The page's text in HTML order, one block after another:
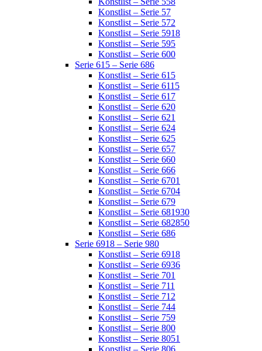
Konstlist – Serie 57
Konstlist – Serie 572
Konstlist – Serie 5918
Konstlist – Serie 595
Konstlist – Serie 600
Serie 615 – Serie 686
Konstlist – Serie 615
Konstlist – Serie 6115
Konstlist – Serie 617
Konstlist – Serie 620
Konstlist – Serie 621
Konstlist – Serie 624
Konstlist – Serie 625
Konstlist – Serie 657
Konstlist – Serie 660
Konstlist – Serie 666
Konstlist – Serie 6701
Konstlist – Serie 6704
Konstlist – Serie 679
Konstlist – Serie 681930
Konstlist – Serie 682850
Konstlist – Serie 686
Serie 6918 – Serie 980
Konstlist – Serie 6918
Konstlist – Serie 6936
Konstlist – Serie 701
Konstlist – Serie 711
Konstlist – Serie 712
Konstlist – Serie 744
Konstlist – Serie 759
Konstlist – Serie 800
Konstlist – Serie 8051
Konstlist – Serie 806